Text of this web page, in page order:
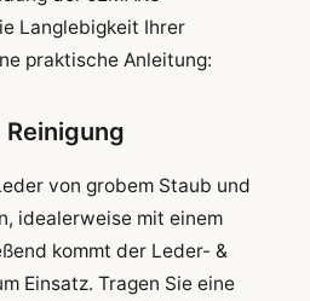
Langlebigkeit Ihrer
praktische Anleitung:
von grobem Staub und
idealerweise mit einem
kommt der Leder- &
Einsatz. Tragen Sie eine